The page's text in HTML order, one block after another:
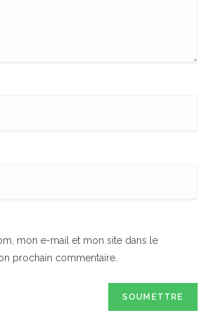
mon e-mail et mon site dans le
prochain commentaire.